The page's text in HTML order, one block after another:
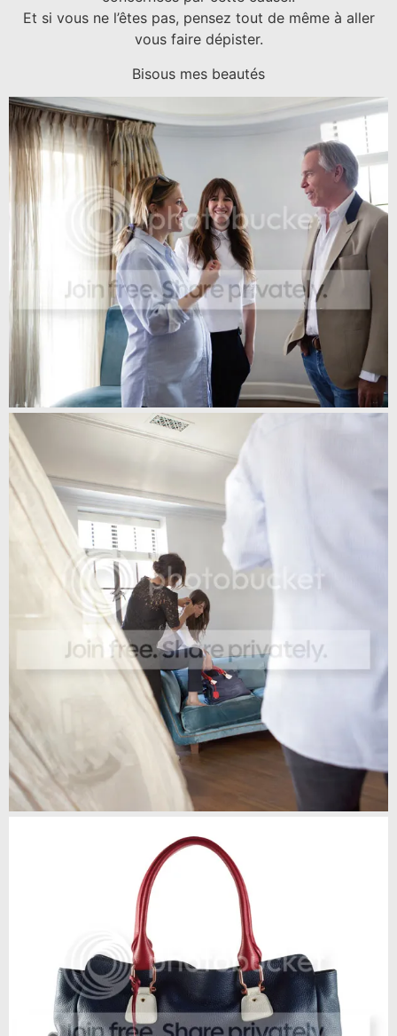
Et si vous ne l’êtes pas, pensez tout de même à aller
vous faire dépister.
Bisous mes beautés